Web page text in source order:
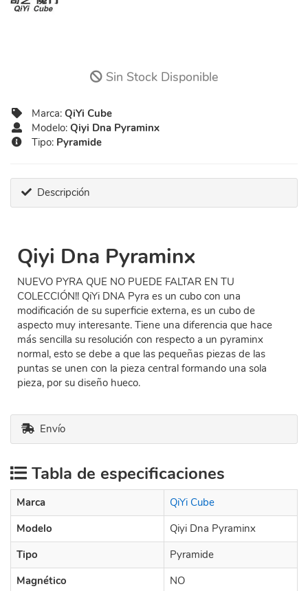
Sin Stock Disponible
Marca: QiYi Cube
Modelo: Qiyi Dna Pyraminx
Tipo: Pyramide
Descripción
Qiyi Dna Pyraminx
NUEVO PYRA QUE NO PUEDE FALTAR EN TU
COLECCIÓN!! QiYi DNA Pyra es un cubo con una
modificación de su superficie externa, es un cubo de
aspecto muy interesante. Tiene una diferencia que hace
más sencilla su resolución con respecto a un pyraminx
normal, esto se debe a que las pequeñas piezas de las
puntas se unen con la pieza central formando una sola
pieza, por su diseño hueco.
Envío
Tabla de especificaciones
Marca
QiYi Cube
Modelo
Qiyi Dna Pyraminx
Tipo
Pyramide
Magnético
NO